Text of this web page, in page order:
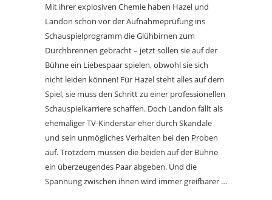
Mit ihrer explosiven Chemie haben Hazel und
Landon schon vor der Aufnahmeprüfung ins
Schauspielprogramm die Glühbirnen zum
Durchbrennen gebracht – jetzt sollen sie auf der
Bühne ein Liebespaar spielen, obwohl sie sich
nicht leiden können! Für Hazel steht alles auf dem
Spiel, sie muss den Schritt zu einer professionellen
Schauspielkarriere schaffen. Doch Landon fällt als
ehemaliger TV-Kinderstar eher durch Skandale
und sein unmögliches Verhalten bei den Proben
auf. Trotzdem müssen die beiden auf der Bühne
ein überzeugendes Paar abgeben. Und die
Spannung zwischen ihnen wird immer greifbarer …